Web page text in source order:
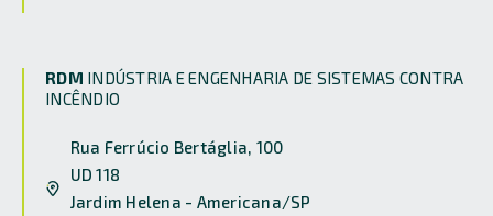
RDM INDÚSTRIA E ENGENHARIA DE SISTEMAS CONTRA
INCÊNDIO
Rua Ferrúcio Bertáglia, 100
UD 118
Jardim Helena - Americana/SP